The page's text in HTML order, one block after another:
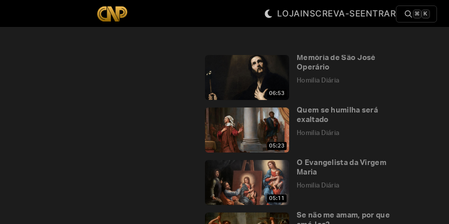
LOJAINSCREVA-SEENTRAR ⌘ K
06:53
Memória de São José
Operário
Homilia Diária
05:23
Quem se humilha será
exaltado
Homilia Diária
05:11
O Evangelista da Virgem
Maria
Homilia Diária
Se não me amam, por que